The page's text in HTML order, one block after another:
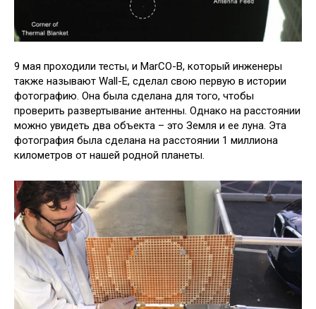
9 мая проходили тесты, и MarCO-B, который инженеры
также называют Wall-E, сделал свою первую в истории
фотографию. Она была сделана для того, чтобы
проверить развертывание антенны. Однако на расстоянии
можно увидеть два объекта – это Земля и ее луна. Эта
фотография была сделана на расстоянии 1 миллиона
километров от нашей родной планеты.